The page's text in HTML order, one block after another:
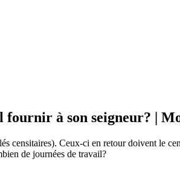
à son seigneur? |
censitaires). Ceux-ci en retour doivent le
de journées de travail?